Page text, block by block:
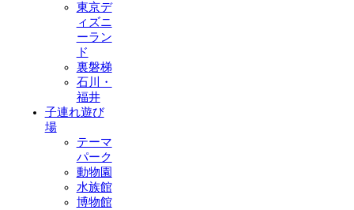
東京デ
ィズニ
ーラン
ド
裏磐梯
石川・
福井
子連れ遊び
場
テーマ
パーク
動物園
水族館
博物館